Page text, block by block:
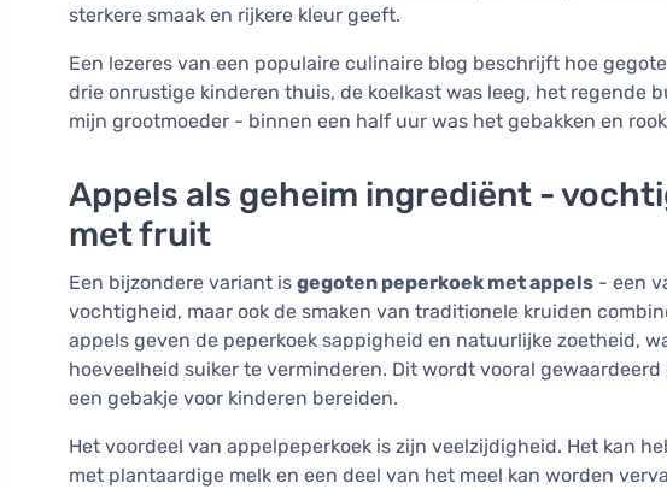
sterkere smaak en rijkere kleur geeft.
Een lezeres van een populaire culinaire blog beschrijft hoe
drie onrustige kinderen thuis, de koelkast was leeg, het regende
mijn grootmoeder - binnen een half uur was het gebakken en
Appels als geheim ingrediënt -
met fruit
Een bijzondere variant is gegoten peperkoek met appels - een
vochtigheid, maar ook de smaken van traditionele kruiden
appels geven de peperkoek sappigheid en natuurlijke zoetheid,
hoeveelheid suiker te verminderen. Dit wordt vooral
een gebakje voor kinderen bereiden.
Het voordeel van appelpeperkoek is zijn veelzijdigheid. Het kan
met plantaardige melk en een deel van het meel kan worden